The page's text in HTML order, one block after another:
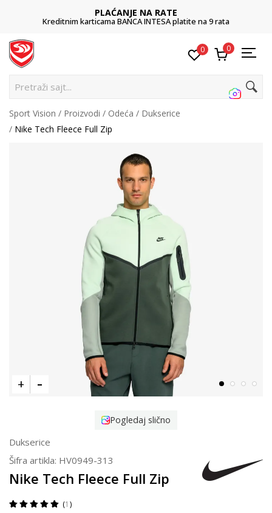
PLAĆANJE NA RATE
Kreditnim karticama BANCA INTESA platite na 9 rata
0 0
Pre
Sport Vision Proizvodi Odeća
Dukserice
Nike Tech Fleece Full Zip
Pogledaj slično
Dukserice
Šifra artikla: HV0949-313
Nike Tech Fleece Full Zip
1